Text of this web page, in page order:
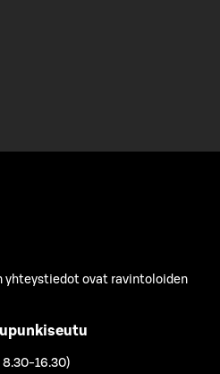
ovat ravintoloiden
16.30)